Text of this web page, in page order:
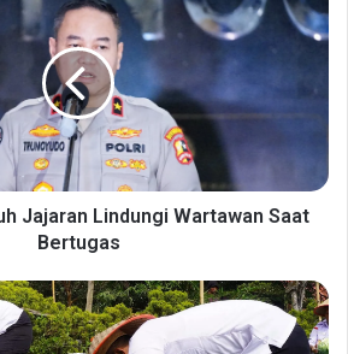
Jajaran Lindungi Wartawan Saat
Bertugas